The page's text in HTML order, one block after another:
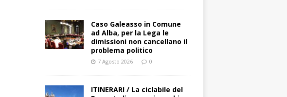
Caso Galeasso in Comune
ad Alba, per la Lega le
dimissioni non cancellano il
problema politico
7 Agosto 2026 0
ITINERARI / La ciclabile del